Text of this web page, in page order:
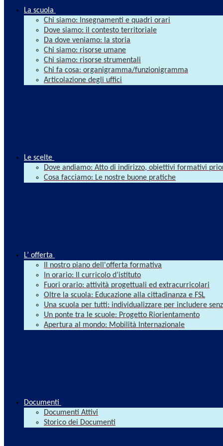
La scuola
Chi siamo: Insegnamenti e quadri orari
Dove siamo: il contesto territoriale
Da dove veniamo: la storia
Chi siamo: risorse umane
Chi siamo: risorse strumentali
Chi fa cosa: organigramma/funzionigramma
Articolazione degli uffici
Le scelte
Dove andiamo: Atto di indirizzo, obiettivi formativi
Cosa facciamo: Le nostre buone pratiche
L’ offerta
Il nostro piano dell'offerta formativa
In orario: Il curricolo d’istituto
Fuori orario: attività progettuali ed extracurricolari
Oltre la scuola: Educazione alla cittadinanza e FSL
Una scuola per tutti: individualizzare per includere
Un ponte tra le scuole: Progetto Riorientamento
Apertura al mondo: Mobilità Internazionale
Documenti
Documenti Attivi
Storico dei Documenti